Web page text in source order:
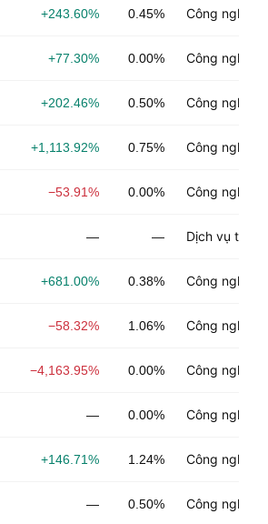
+243.60% 0.45% Công nghệ
+77.30% 0.00% Công nghệ
+202.46% 0.50% Công nghệ
+1,113.92% 0.75% Công nghệ
−53.91% 0.00% Công nghiệp
— — Dịch vụ
+681.00% 0.38% Công nghiệp
−58.32% 1.06% Công nghệ
−4,163.95% 0.00% Công nghệ
— 0.00% Công nghiệp
+146.71% 1.24% Công nghệ
— 0.50% Công nghệ